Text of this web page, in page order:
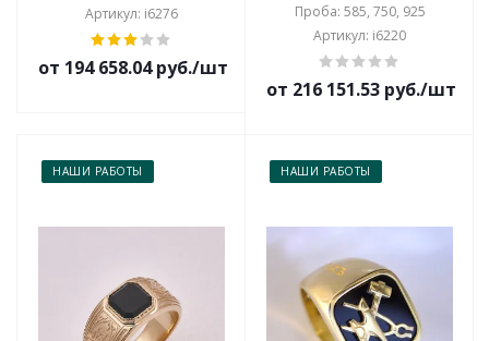
Артикул: i6276
от 194 658.04 руб./шт
Проба: 585, 750, 925
Артикул: i6220
от 216 151.53 руб./шт
НАШИ РАБОТЫ НАШИ РАБОТЫ